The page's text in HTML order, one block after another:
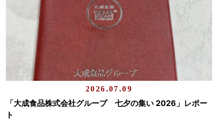
2026.07.09
「大成食品株式会社グループ 七夕の集い 2026」レポー
ト